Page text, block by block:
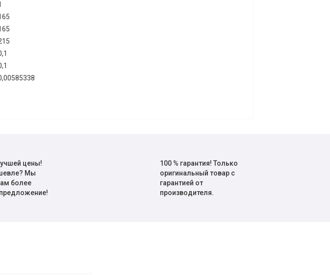
цены!
Мы
более
100 % гарантия! Только
оригинальный товар с
гарантией от
производителя.